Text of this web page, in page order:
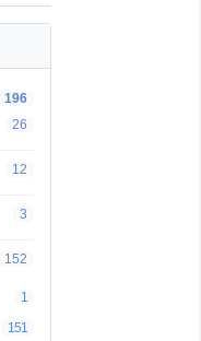
196
26
12
3
152
1
151